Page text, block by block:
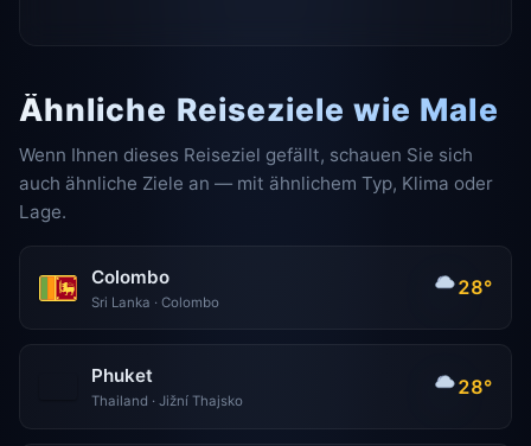
Ähnliche Reiseziele wie Male
Wenn Ihnen dieses Reiseziel gefällt, schauen Sie sich
auch ähnliche Ziele an — mit ähnlichem Typ, Klima oder
Lage.
Colombo
Sri Lanka · Colombo
28°
Phuket
Thailand · Jižní Thajsko
28°